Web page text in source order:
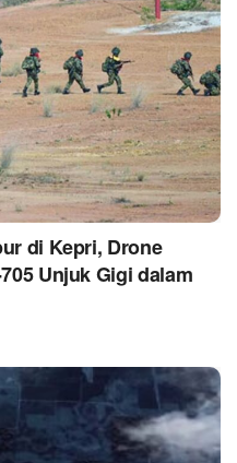
di Kepri, Drone
Unjuk Gigi dalam